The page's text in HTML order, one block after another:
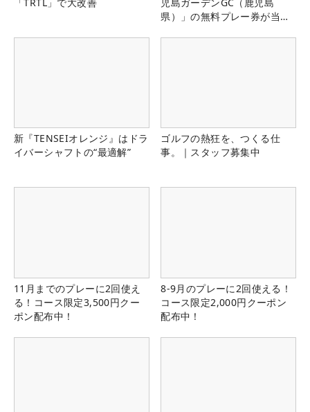
県）」の無料プレー券が当た
新『TENSEIオレンジ』はドラ
イバーシャフトの“最適解”
ゴルフの熱狂を、つくる仕
事。｜スタッフ募集中
11月までのプレーに2回使え
る！コース限定3,500円クー
ポン配布中！
8-9月のプレーに2回使える！
コース限定2,000円クーポン
配布中！